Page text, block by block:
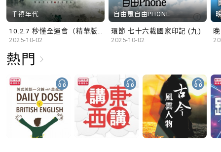
千禧年代
2025-10-02
自由風自由PHONE
環節 七十六載國家印記 (九)
2025-10-02
熱門